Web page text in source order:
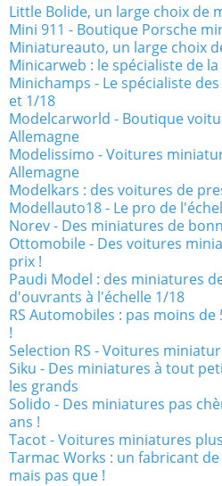
Little Bolide, un large choix de
Mini 911 - Boutique Porsche
Miniatureauto, un large choix
Minicarweb : le spécialiste de
Minichamps - Le spécialiste
et 1/18
Modelcarworld - Boutique
Allemagne
Modelissimo - Voitures
Allemagne
Modelkars : des voitures de
Modellauto18 - Le pro de
Norev - Des miniatures de
Ottomobile - Des voitures
prix !
Paudi Model : des miniatures
d'ouvrants à l'échelle 1/18
RS Automobiles : pas moins
!
Selection RS - Voitures
Siku - Des miniatures à tout
les grands
Solido - Des miniatures pas
ans !
Tacot - Voitures miniatures
Tarmac Works : un fabricant
mais pas que !